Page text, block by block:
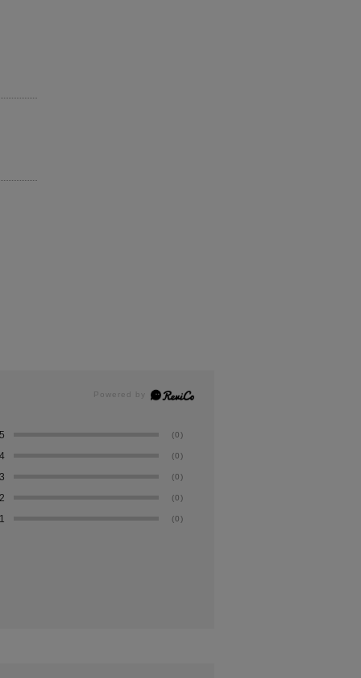
5 (0)
4 (0)
3 (0)
2 (0)
1 (0)